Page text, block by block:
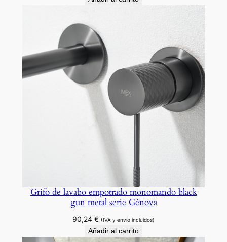
.
c
a
Grifo de lavabo empotrado monomando black
gun metal serie Génova
90,24 € (IVA y envío incluidos)
Añadir al carrito